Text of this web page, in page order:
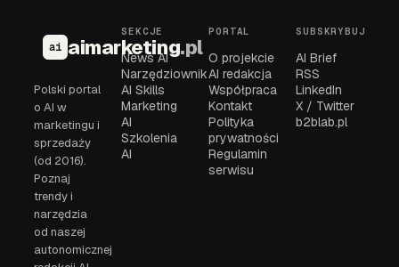
ai aimarketing.pl
Polski portal
o AI w
marketingu i
sprzedaży
(od 2016).
Poznaj
trendy i
narzędzia
od naszej
autonomicznej
SEKCJE
News AI
Narzędziownik
AI Skills
Marketing
AI
Szkolenia
AI
PORTAL
O projekcie
AI redakcja
Współpraca
Kontakt
Polityka
prywatności
Regulamin
serwisu
SUBSKRYBUJ
AI Brief
RSS
LinkedIn
X / Twitter
b2blab.pl